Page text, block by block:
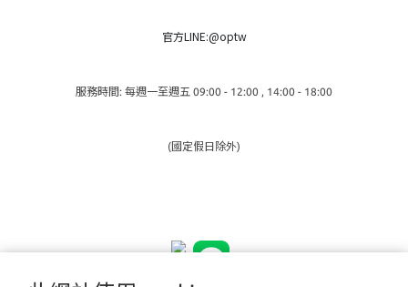
官方LINE:@optw
服務時間: 每週一至週五 09:00 - 12:00 , 14:00 - 18:00
(國定假日除外)